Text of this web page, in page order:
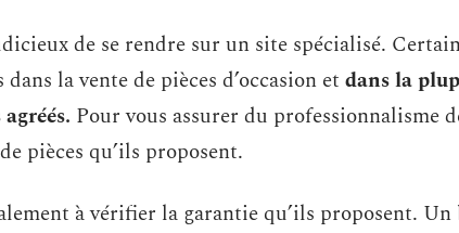
de se rendre sur un site spécialisé.
dans la vente de pièces d’occasion et dans la
Pour vous assurer du professionnalisme
pièces qu’ils proposent.
à vérifier la garantie qu’ils proposent.